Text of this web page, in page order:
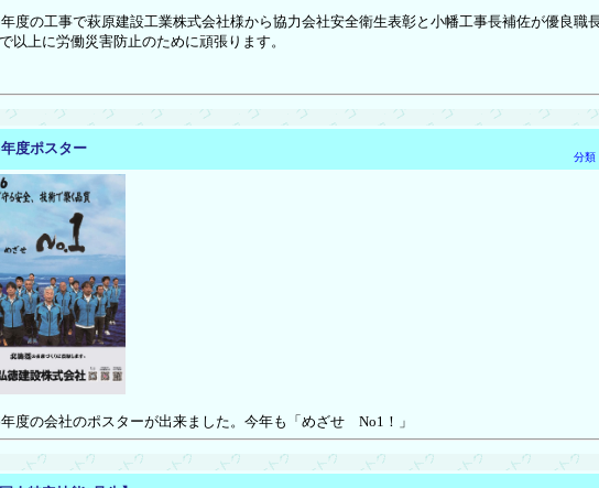
度の工事で萩原建設工業株式会社様から協力会社安全衛生表彰と小幡工事長補佐が優良職
以上に労働災害防止のために頑張ります。
度ポスター
分類
度の会社のポスターが出来ました。今年も「めざせ No1！」